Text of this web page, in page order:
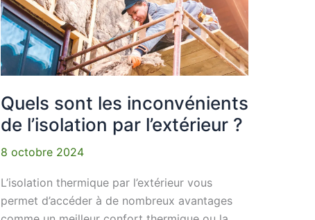
Quels sont les inconvénients
de l’isolation par l’extérieur ?
8 octobre 2024
L’isolation thermique par l’extérieur vous
permet d’accéder à de nombreux avantages
inconvénients
de
l’isolation
par
l’extérieur
?